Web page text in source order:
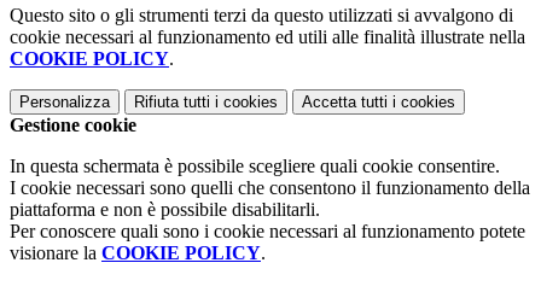
Questo sito o gli strumenti terzi da questo utilizzati si avvalgono di
cookie necessari al funzionamento ed utili alle finalità illustrate nella
COOKIE POLICY.
Personalizza Rifiuta tutti i cookies Accetta tutti i cookies
Gestione cookie
In questa schermata è possibile scegliere quali cookie consentire.
I cookie necessari sono quelli che consentono il funzionamento della
piattaforma e non è possibile disabilitarli.
Per conoscere quali sono i cookie necessari al funzionamento potete
visionare la COOKIE POLICY.